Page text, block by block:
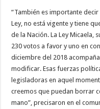
“También es importante
Ley, no está vigente y tiene
de la Nación. La Ley Micaela,
230 votos a favor y uno en
diciembre del 2018
modificar. Esas fuerzas
legisladoras en aquel
creemos que puedan borrar
mano”, precisaron en el